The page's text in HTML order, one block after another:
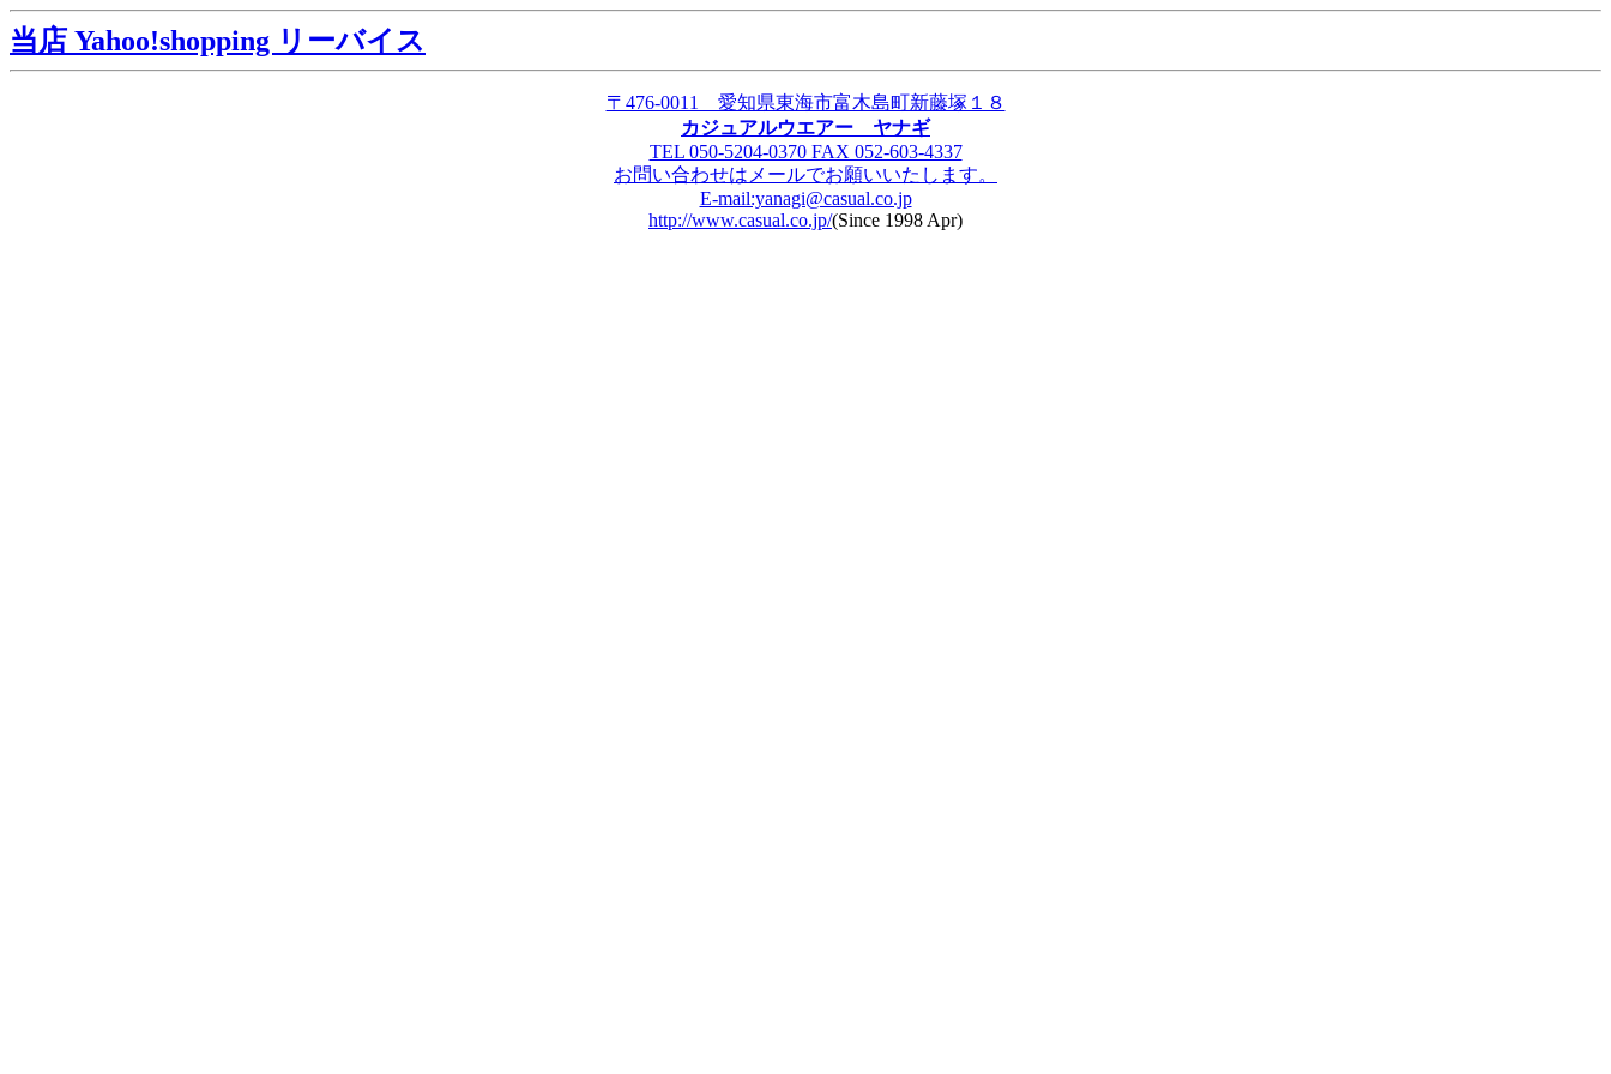
当店 Yahoo!shopping リーバイス
〒476-0011 愛知県東海市富木島町新藤塚１８
カジュアルウエアー ヤナギ
TEL 050-5204-0370 FAX 052-603-4337
お問い合わせはメールでお願いいたします。
E-mail:yanagi@casual.co.jp
http://www.casual.co.jp/(Since 1998 Apr)